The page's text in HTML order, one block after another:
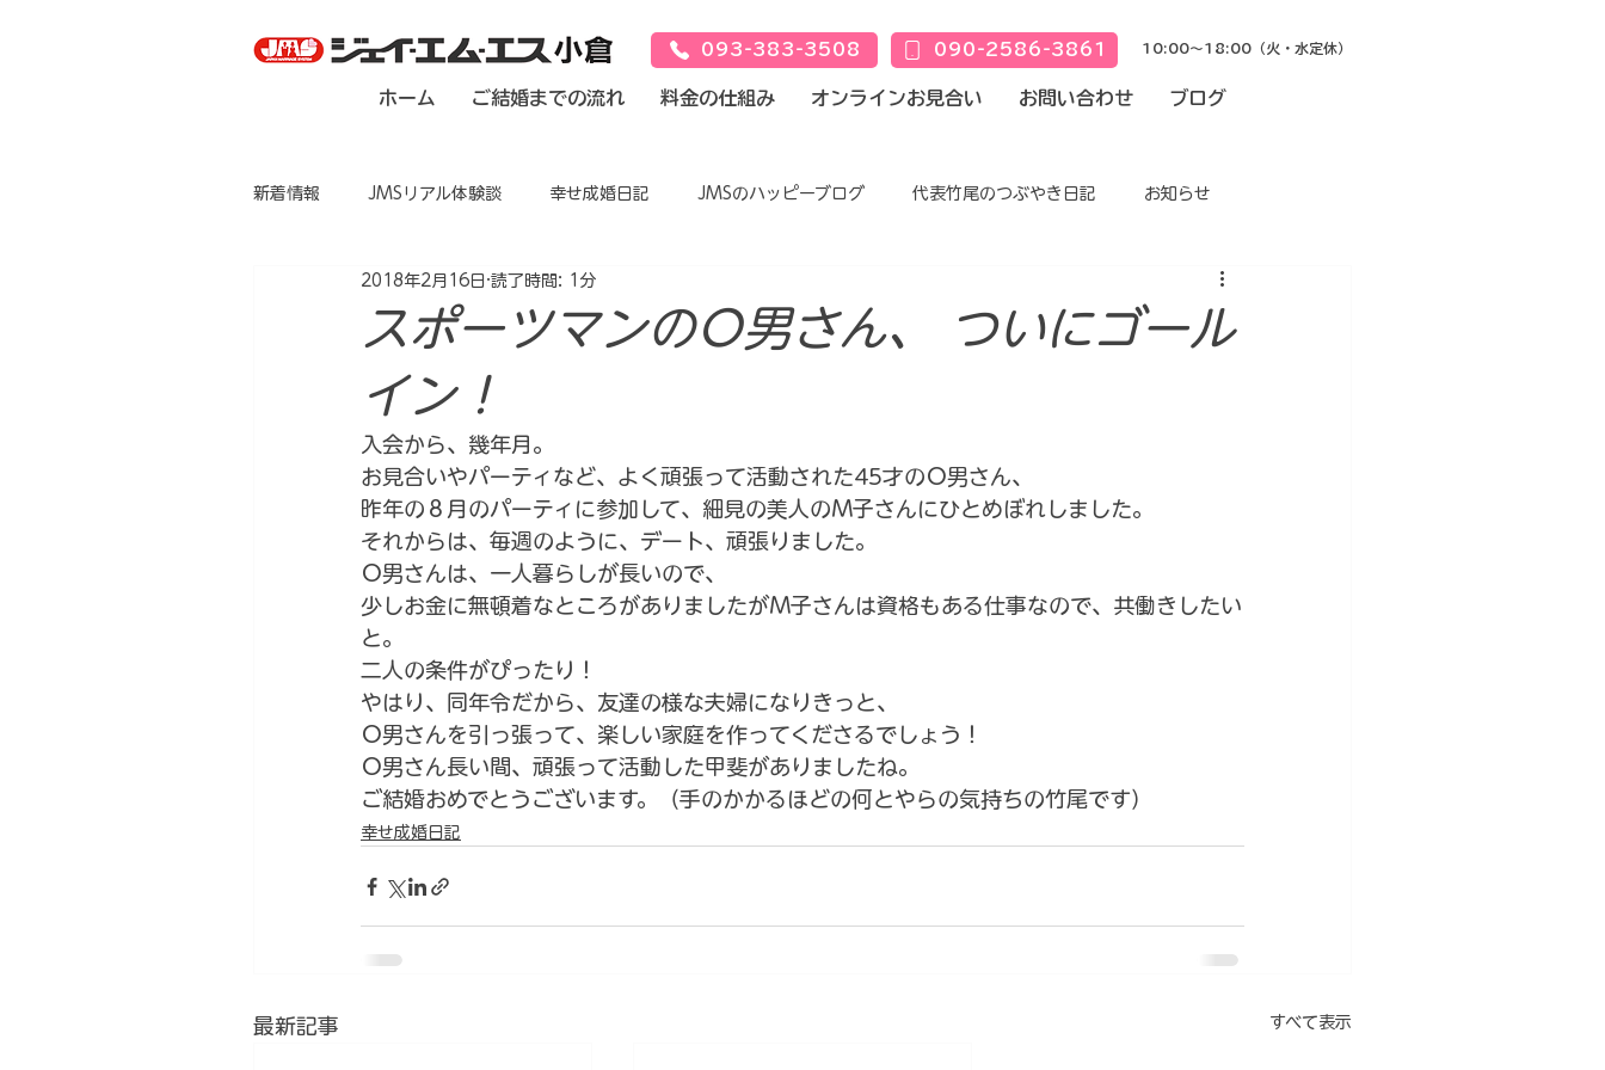
093-383-3508 090-2586-3861 10:00～18:00（火・水定休）
ホーム ご結婚までの流れ 料金の仕組み オンラインお見合い お問い合わせ ブログ
新着情報 JMSリアル体験談 幸せ成婚日記 JMSのハッピーブログ 代表竹尾のつぶやき日記 お知らせ
スポーツマンのＯ男さん、 ついにゴール
イン！
2018年2月16日 読了時間: 1分
入会から、幾年月。
お見合いやパーティなど、よく頑張って活動された45才のＯ男さん、
昨年の８月のパーティに参加して、細見の美人のＭ子さんにひとめぼれしました。
それからは、毎週のように、デート、頑張りました。
Ｏ男さんは、一人暮らしが長いので、
少しお金に無頓着なところがありましたがＭ子さんは資格もある仕事なので、共働きしたい
と。
二人の条件がぴったり！
やはり、同年令だから、友達の様な夫婦になりきっと、
Ｏ男さんを引っ張って、楽しい家庭を作ってくださるでしょう！
Ｏ男さん長い間、頑張って活動した甲斐がありましたね。
ご結婚おめでとうございます。（手のかかるほどの何とやらの気持ちの竹尾です）
幸せ成婚日記
最新記事 すべて表示